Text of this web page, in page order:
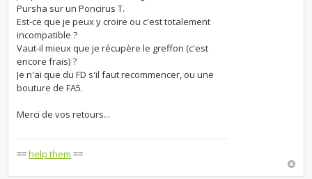
Pursha sur un Poncirus T.
Est-ce que je peux y croire ou c'est totalement
incompatible ?
Vaut-il mieux que je récupère le greffon (c'est
encore frais) ?
Je n'ai que du FD s'il faut recommencer, ou une
bouture de FA5.
Merci de vos retours...
==help them ==